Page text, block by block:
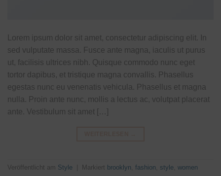
Lorem ipsum dolor sit amet, consectetur adipiscing elit. In
sed vulputate massa. Fusce ante magna, iaculis ut purus
ut, facilisis ultrices nibh. Quisque commodo nunc eget
tortor dapibus, et tristique magna convallis. Phasellus
egestas nunc eu venenatis vehicula. Phasellus et magna
nulla. Proin ante nunc, mollis a lectus ac, volutpat placerat
ante. Vestibulum sit amet […]
Veröffentlicht am Style Markiert brooklyn fashion style women